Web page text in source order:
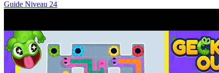
Guide Niveau 24